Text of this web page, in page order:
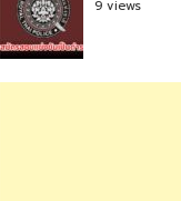
9 views